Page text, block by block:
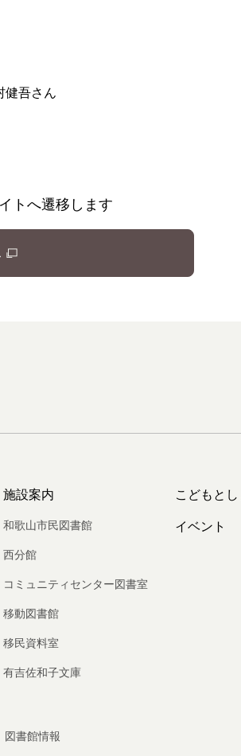
健吾さん
トへ遷移します
施設案内
和歌山市民図書館
西分館
コミュニティセンター図書室
移動図書館
移民資料室
有吉佐和子文庫
こどもと
イベント
図書館情報